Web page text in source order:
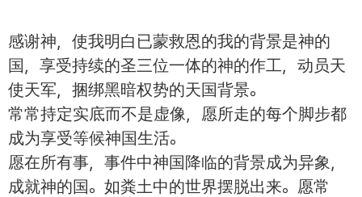
感谢神，使我明白已蒙救恩的我的背景是神的
国，享受持续的圣三位一体的神的作工，动员天
使天军，捆绑黑暗权势的天国背景。
常常持定实底而不是虚像，愿所走的每个脚步都
成为享受等候神国生活。
愿在所有事，事件中神国降临的背景成为异象，
成就神的国。如粪土中的世界摆脱出来。愿常